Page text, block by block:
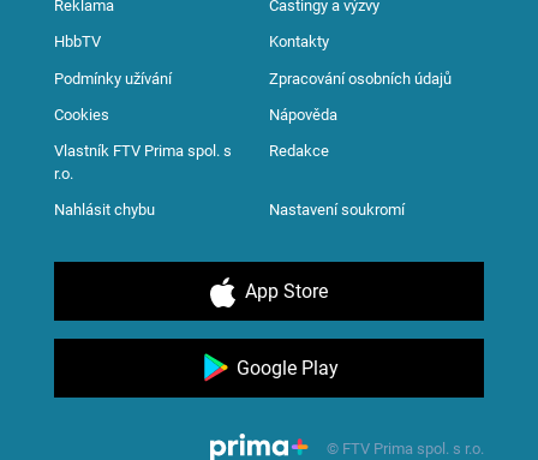
Reklama Castingy a výzvy
HbbTV Kontakty
Podmínky užívání Zpracování osobních údajů
Cookies Nápověda
Vlastník FTV Prima spol. s
r.o.
Redakce
Nahlásit chybu Nastavení soukromí
App Store
Google Play
© FTV Prima spol. s r.o.